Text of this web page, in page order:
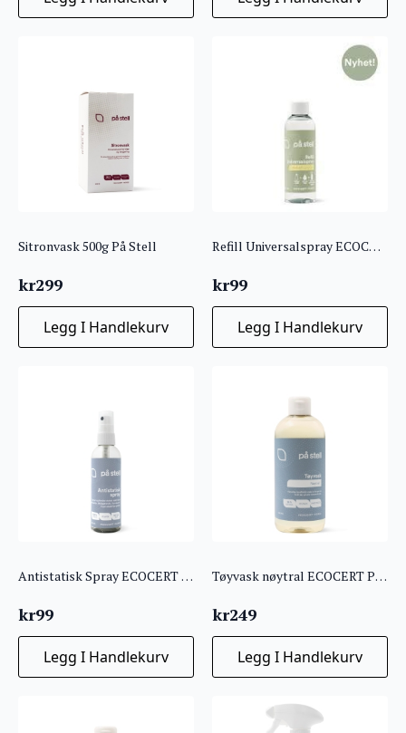
kr59.
kr35,40.
Sitronvask 500g På Stell
kr299
Legg I Handlekurv
Refill Universalspray ECOCERT På Stell
kr99
Legg I Handlekurv
Antistatisk Spray ECOCERT På Stell
kr99
Legg I Handlekurv
Tøyvask nøytral ECOCERT På Stell
kr249
Legg I Handlekurv